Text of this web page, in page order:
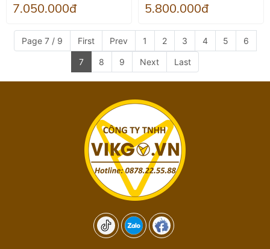
7.050.000đ 5.800.000đ
Page 7 / 9 First Prev 1 2 3 4 5 6
7 8 9 Next Last